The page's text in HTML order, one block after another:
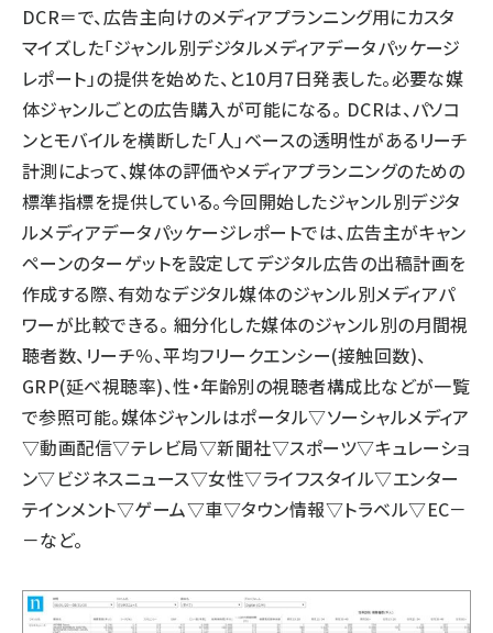
DCR＝で、広告主向けのメディアプランニング用にカスタ
マイズした「ジャンル別デジタルメディアデータパッケージ
レポート」の提供を始めた、と10月7日発表した。必要な媒
体ジャンルごとの広告購入が可能になる。 DCRは、パソコ
ンとモバイルを横断した「人」ベースの透明性があるリーチ
計測によって、媒体の評価やメディアプランニングのための
標準指標を提供している。今回開始したジャンル別デジタ
ルメディアデータパッケージレポートでは、広告主がキャン
ペーンのターゲットを設定してデジタル広告の出稿計画を
作成する際、有効なデジタル媒体のジャンル別メディアパ
ワーが比較できる。 細分化した媒体のジャンル別の月間視
聴者数、リーチ％、平均フリークエンシー(接触回数)、
GRP(延べ視聴率)、性・年齢別の視聴者構成比などが一覧
で参照可能。媒体ジャンルはポータル▽ソーシャルメディア
▽動画配信▽テレビ局▽新聞社▽スポーツ▽キュレーショ
ン▽ビジネスニュース▽女性▽ライフスタイル▽エンター
テインメント▽ゲーム▽車▽タウン情報▽トラベル▽EC－
－など。